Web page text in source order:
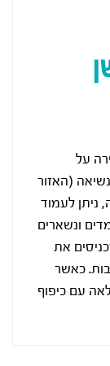
על
(האזור
ניתן לעמוד
ונשארים
את
כאשר
עם כיפוף